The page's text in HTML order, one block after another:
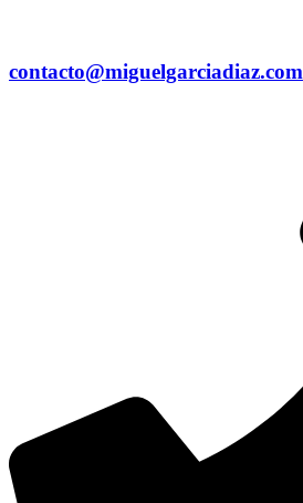
contacto@miguelgarciadiaz.com